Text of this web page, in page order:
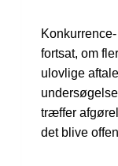
fortsat, om
ulovlige
træffer
det blive